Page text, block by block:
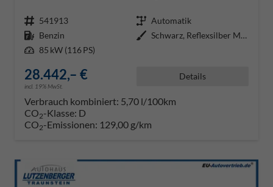
Fahrzeugnr. 541913 Getriebe Automatik
Kraftstoff Benzin Außenfarbe
Schwarz, Reflexsilber Metallic /
Leistung 85 kW (116 PS)
28.442,– €
incl. 19% MwSt.
Details
Verbrauch kombiniert: 5,70 l/100km
CO2-Klasse: D
CO2-Emissionen: 129,00 g/km